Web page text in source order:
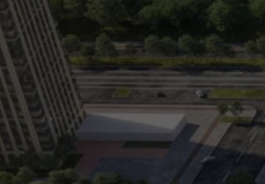
Дом 5
Выгода до 20%
Срок сдачи:2 квартал 2027
10 помещений в продажу